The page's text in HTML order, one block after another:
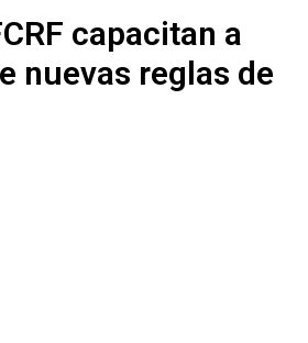
capacitan a
nuevas reglas de